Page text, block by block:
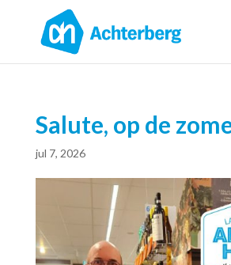
Salute, op de
jul 7, 2026